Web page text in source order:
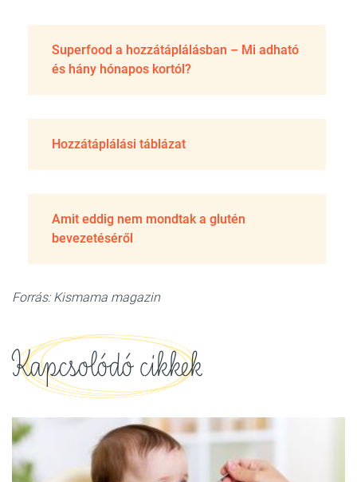
Superfood a hozzátáplálásban – Mi adható
és hány hónapos kortól?
Hozzátáplálási táblázat
Amit eddig nem mondtak a glutén
bevezetéséről
Forrás: Kismama magazin
Kapcsolódó cikkek